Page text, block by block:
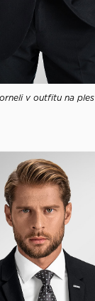
v outfitu na ples